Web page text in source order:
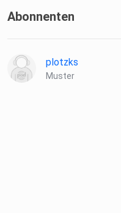
Abonnenten
plotzks
Muster